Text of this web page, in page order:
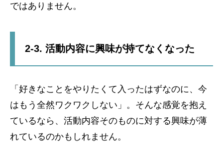
ではありません。
2-3. 活動内容に興味が持てなくなった
「好きなことをやりたくて入ったはずなのに、今
はもう全然ワクワクしない」。そんな感覚を抱え
ているなら、活動内容そのものに対する興味が薄
れているのかもしれません。